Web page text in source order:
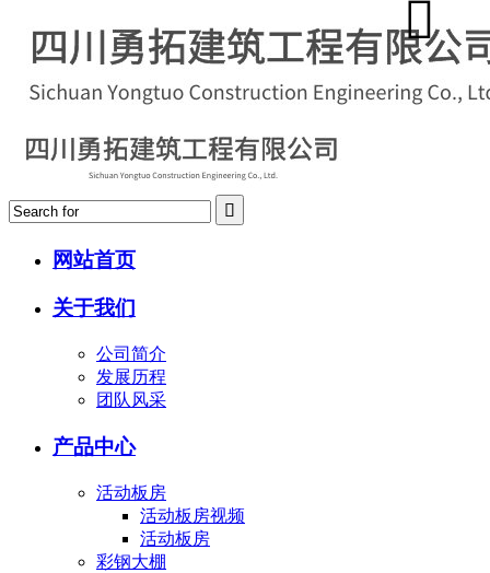
网站首页
关于我们
公司简介
发展历程
团队风采
产品中心
活动板房
活动板房视频
活动板房
彩钢大棚